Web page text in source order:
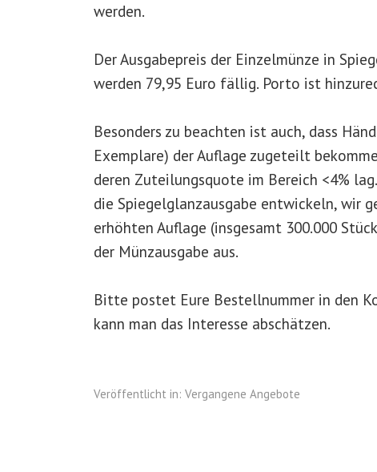
werden.
Der Ausgabepreis der Einzelmünze in
werden 79,95 Euro fällig. Porto ist
Besonders zu beachten ist auch, dass
Exemplare) der Auflage zugeteilt
deren Zuteilungsquote im Bereich <4%
die Spiegelglanzausgabe entwickeln, wir
erhöhten Auflage (insgesamt 300.000
der Münzausgabe aus.
Bitte postet Eure Bestellnummer in den
kann man das Interesse abschätzen.
Veröffentlicht in: Vergangene Angebote